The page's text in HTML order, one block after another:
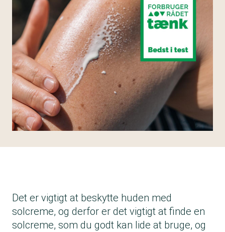
Det er vigtigt at beskytte huden med
solcreme, og derfor er det vigtigt at finde en
solcreme, som du godt kan lide at bruge, og